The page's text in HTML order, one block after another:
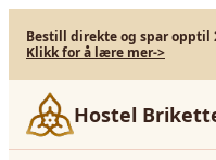
Bestill direkte og spar opptil
Klikk for å lære mer->
Hostel